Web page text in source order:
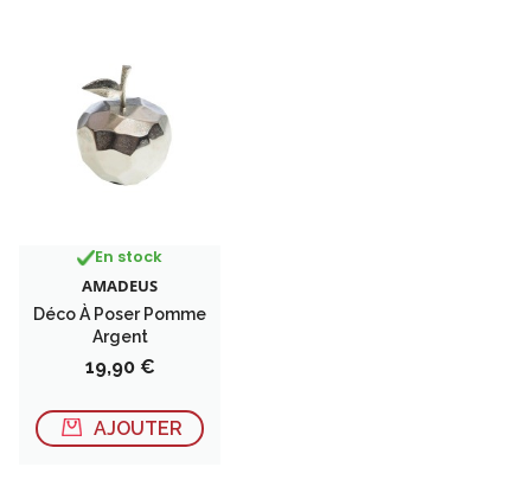
En stock
AMADEUS
Déco À Poser Pomme
Argent
Prix
19,90 €
AJOUTER